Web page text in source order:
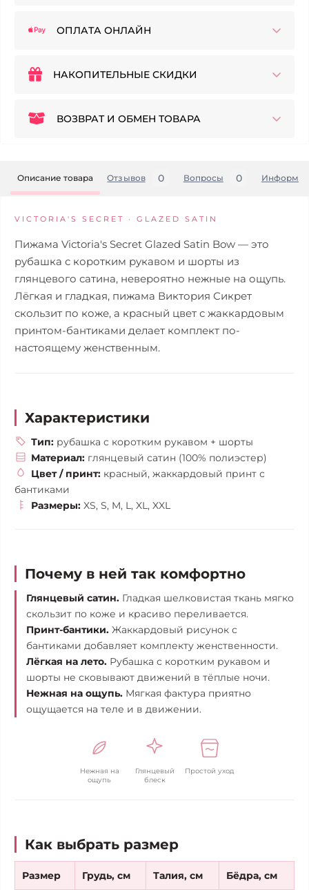
ОПЛАТА ОНЛАЙН
НАКОПИТЕЛЬНЫЕ СКИДКИ
ВОЗВРАТ И ОБМЕН ТОВАРА
Описание товара Отзывов 0 Вопросы 0
VICTORIA'S SECRET · GLAZED SATIN
Пижама Victoria's Secret Glazed Satin Bow — это
рубашка с коротким рукавом и шорты из
глянцевого сатина, невероятно нежные на ощупь.
Лёгкая и гладкая, пижама Виктория Сикрет
скользит по коже, а красный цвет с жаккардовым
принтом-бантиками делает комплект по-
настоящему женственным.
Характеристики
Тип: рубашка с коротким рукавом + шорты
Материал: глянцевый сатин (100% полиэстер)
Цвет / принт: красный, жаккардовый принт с
бантиками
Размеры: XS, S, M, L, XL, XXL
Почему в ней так комфортно
Глянцевый сатин. Гладкая шелковистая ткань мягко
скользит по коже и красиво переливается.
Принт-бантики. Жаккардовый рисунок с
бантиками добавляет комплекту женственности.
Лёгкая на лето. Рубашка с коротким рукавом и
шорты не сковывают движений в тёплые ночи.
Нежная на ощупь. Мягкая фактура приятно
ощущается на теле и в движении.
Нежная на
ощупь
Глянцевый
блеск
Простой уход
Как выбрать размер
Размер Грудь, см Талия, см Бёдра, см